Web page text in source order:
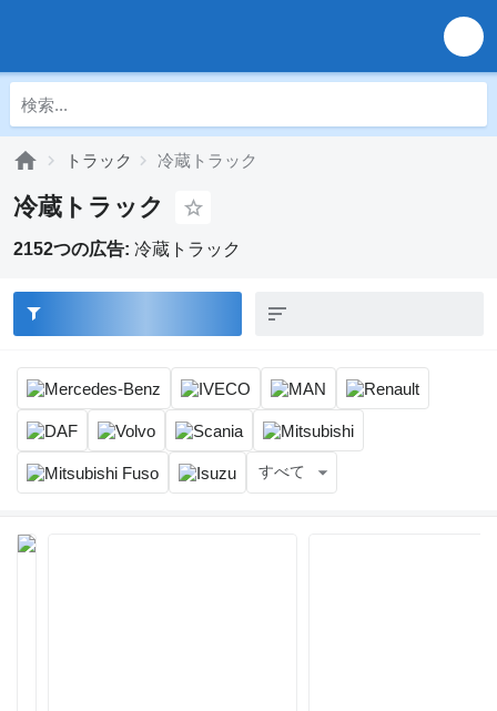
トラック 冷蔵トラック
冷蔵トラック
2152つの広告: 冷蔵トラック
すべて